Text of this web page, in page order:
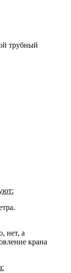
трубный
нет, а
крана